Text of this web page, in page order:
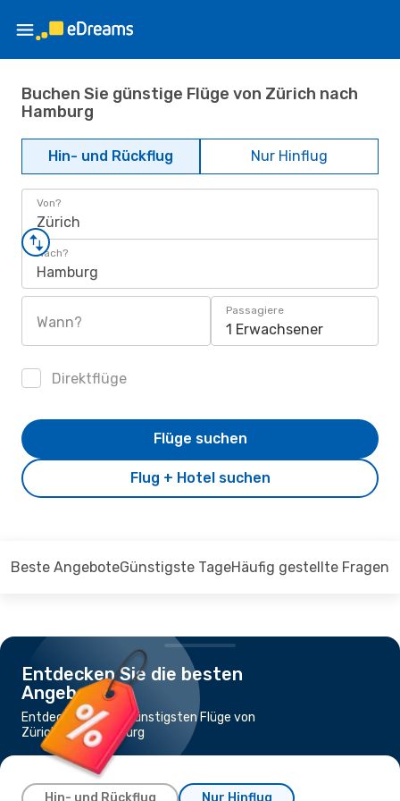
Buchen Sie günstige Flüge von Zürich nach
Hamburg
Hin- und Rückflug Nur Hinflug
Von?
Zürich
Nach?
Hamburg
Wann?
Passagiere
1 Erwachsener
Direktflüge
Flug + Hotel suchen
Flüge suchen
Beste AngeboteGünstigste TageHäufig gestellte Fragen
Entdecken Sie die besten
Angebote
Entdecken Sie die günstigsten Flüge von
Zürich nach Hamburg
Hin- und Rückflug Nur Hinflug